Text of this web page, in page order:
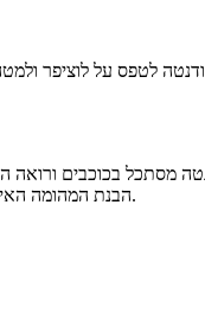
ודנטה לטפס על לוציפר
מסתכל בכוכבים ורואה
הבנת המהומה האישית שלו. הוא וירג'יל להמשיך ללא מנוחה.